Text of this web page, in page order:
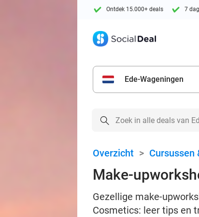
Ontdek 15.000+ deals 7
Ede-Wageningen
Overzicht > Cursussen
Make-
Gezellige make-
Cosmetics: leer tips en